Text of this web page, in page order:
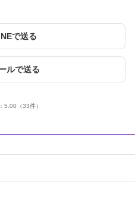
で送る
ルで送る
5.00 （33件）